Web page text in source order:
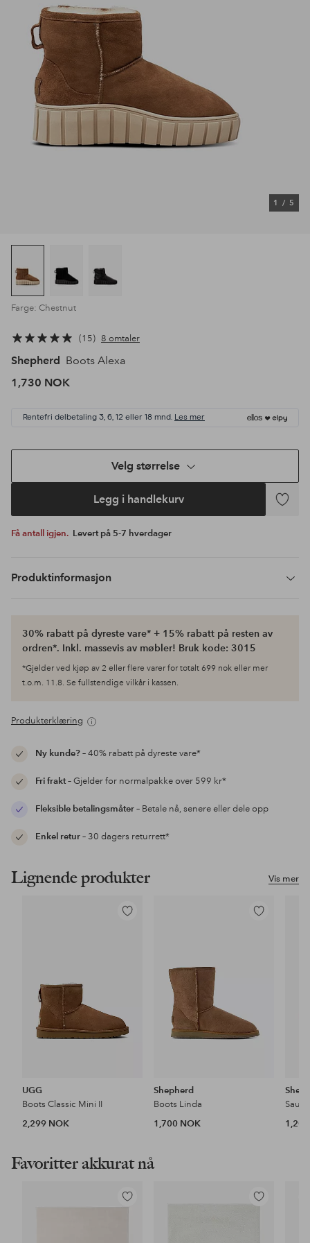
1 / 5
Farge: Chestnut
15 8 omtaler
Shepherd
Boots Alexa
1,730 NOK
Rentefri delbetaling 3, 6, 12 eller 18 mnd. Les mer
Velg størrelse
Legg i handlekurv
Legg
Få antall igjen. Levert på 5-7 hverdager
Produktinformasjon
30% rabatt på dyreste vare* + 15% rabatt på resten av
ordren*. Inkl. massevis av møbler! Bruk kode: 3015
*Gjelder ved kjøp av 2 eller flere varer for totalt 699 nok eller mer
t.o.m. 11.8. Se fullstendige vilkår i kassen.
Produkterklæring
Ny kunde?– 40% rabatt på dyreste vare*
Fri frakt– Gjelder for normalpakke over 599 kr*
Fleksible betalingsmåter– Betale nå, senere eller dele opp
Enkel retur– 30 dagers returrett*
Vis mer
Lignende produkter
Legg
UGG
Boots Classic Mini II
2,299 NOK
Legg
Shepherd
Boots Linda
1,700 NOK
Favoritter akkurat nå
Legg
Legg